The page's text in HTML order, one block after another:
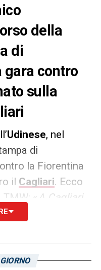
della
di
gara contro
sulla
Udinese, nel
di
la Fiorentina
il Cagliari. Ecco
«
A Cagliari
chance di
a specchio
essere